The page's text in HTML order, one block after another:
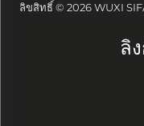
ลิขสิทธิ์ © 2026 WUXI
ลิ